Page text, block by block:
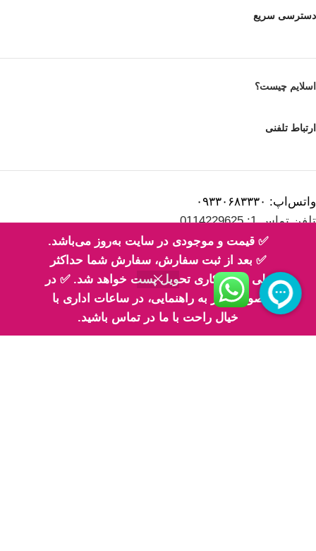
✅ قیمت و موجودی در سایت به‌روز می‌باشد.
✅ بعد از ثبت سفارش، سفارش شما حداکثر
طی 2 روز کاری تحویل پست خواهد شد. ✅ در
صورت نیاز به راهنمایی، در ساعات اداری با
خیال راحت با ما در تماس باشید.
دسترسی سریع
اسلایم چیست؟
ارتباط تلفنی
واتس‌اپ: ۰۹۳۳۰۶۸۳۳۳۰
تلفن تماس 1: 0114229625
تلفن تماس 2: ۰۹۳۳۰۶۸۳۳۳۰